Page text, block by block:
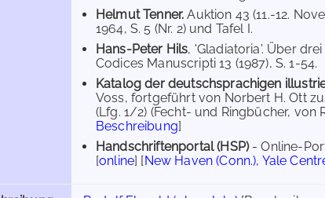
Helmut Tenner. Auktion 43 (11.-12.
1964, S. 5 (Nr. 2) und Tafel I.
Hans-Peter Hils, 'Gladiatoria'. Über
Codices Manuscripti 13 (1987), S. 1-54.
Katalog der deutschsprachigen
Voss, fortgeführt von Norbert H. Ott
(Lfg. 1/2) (Fecht- und Ringbücher, von
Beschreibung]
Handschriftenportal (HSP)- Online-
[online] [New Haven (Conn.), Yale